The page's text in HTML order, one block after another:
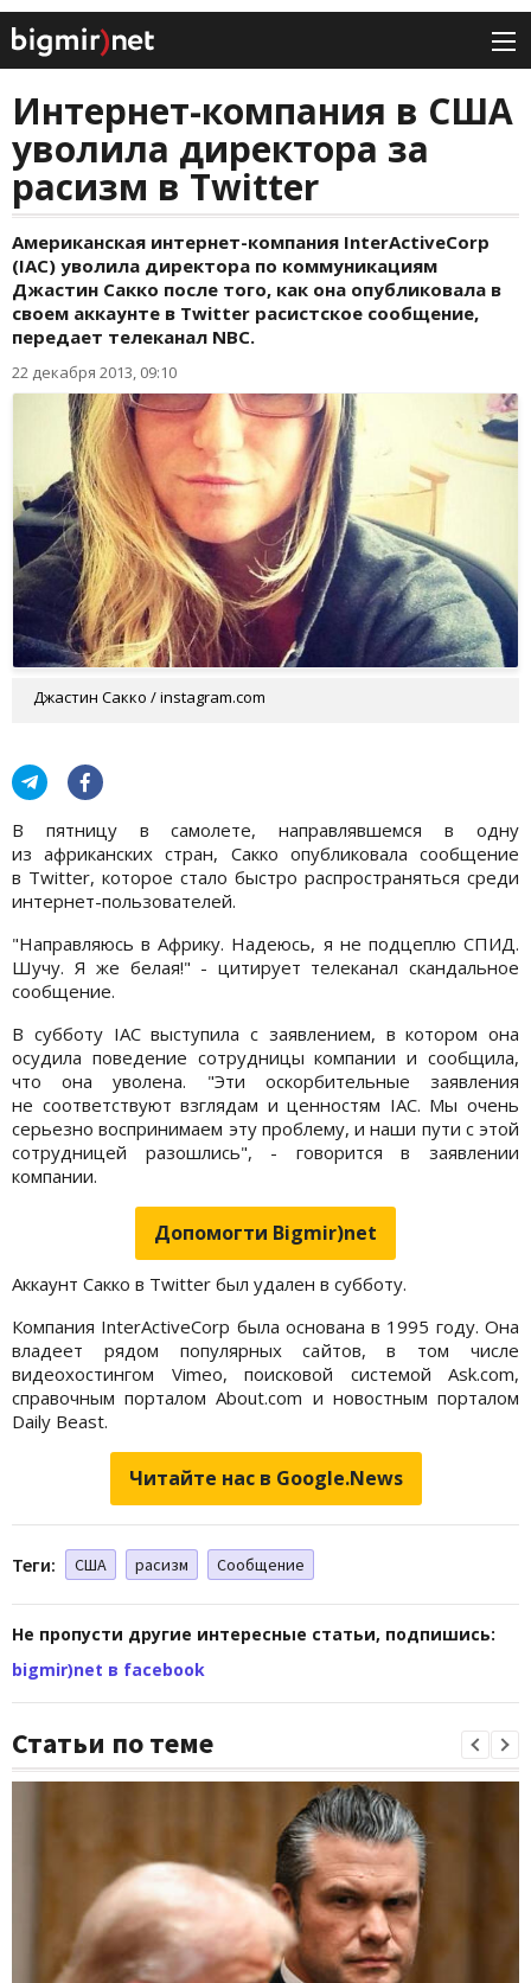
Интернет-компания в США
уволила директора за
расизм в Twitter
Американская интернет-компания InterActiveCorp
(IAC) уволила директора по коммуникациям
Джастин Сакко после того, как она опубликовала в
своем аккаунте в Twitter расистское сообщение,
передает телеканал NBC.
22 декабря 2013, 09:10
Джастин Сакко / instagram.com
В пятницу в самолете, направлявшемся в одну
из африканских стран, Сакко опубликовала сообщение
в Twitter, которое стало быстро распространяться среди
интернет-пользователей.
"Направляюсь в Африку. Надеюсь, я не подцеплю СПИД.
Шучу. Я же белая!" - цитирует телеканал скандальное
сообщение.
В субботу IAC выступила с заявлением, в котором она
осудила поведение сотрудницы компании и сообщила,
что она уволена. "Эти оскорбительные заявления
не соответствуют взглядам и ценностям IAC. Мы очень
серьезно воспринимаем эту проблему, и наши пути с этой
сотрудницей разошлись", - говорится в заявлении
компании.
Допомогти Bigmir)net
Аккаунт Сакко в Twitter был удален в субботу.
Компания InterActiveCorp была основана в 1995 году. Она
владеет рядом популярных сайтов, в том числе
видеохостингом Vimeo, поисковой системой Ask.com,
справочным порталом About.com и новостным порталом
Daily Beast.
Читайте нас в Google.News
Теги: США расизм Сообщение
Не пропусти другие интересные статьи, подпишись:
bigmir)net в facebook
Статьи по теме